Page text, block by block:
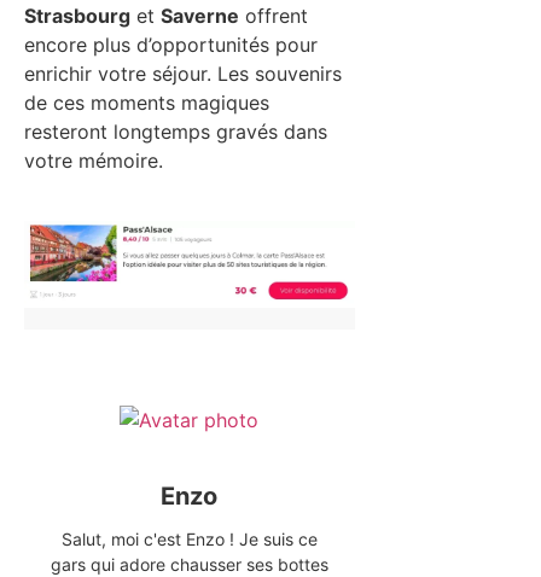
Strasbourg et Saverne offrent
encore plus d’opportunités pour
enrichir votre séjour. Les souvenirs
de ces moments magiques
resteront longtemps gravés dans
votre mémoire.
Enzo
Salut, moi c'est Enzo ! Je suis ce
gars qui adore chausser ses bottes